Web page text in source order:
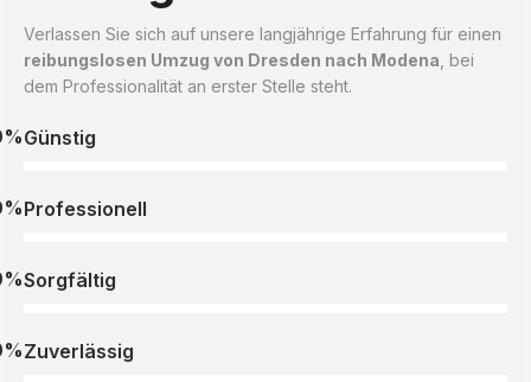
Verlassen Sie sich auf unsere langjährige Erfahrung für einen
reibungslosen Umzug von Dresden nach Modena , bei
dem Professionalität an erster Stelle steht.
Günstig
Professionell
Sorgfältig
Zuverlässig